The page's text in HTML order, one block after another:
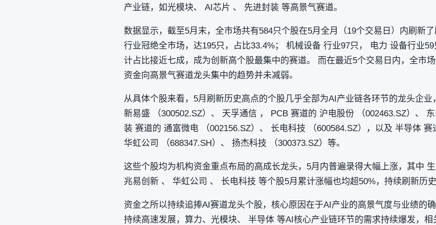
产业链，如光模块、 AI芯片 、 先进封装 等高景气赛道。
数据显示，截至5月末，全市场共有584只个股在5月全月（19个交易日）内刷新
行业冠绝全市场，达195只，占比33.4%； 机械设备 行业97只， 电力 设备行业
计占比接近七成，成为创新高个股最集中的赛道。 而在最近5个交易日内，全市
资金向高景气赛道龙头集中的趋势并未减弱。
从具体个股来看，5月刷新历史高点的个股几乎全部为AI产业链各环节的龙头企业
新易盛 （300502.SZ）、 天孚通信 ， PCB 赛道的 沪电股份 （002463.SZ）、
装 赛道的 通富微电 （002156.SZ）、 长电科技 （600584.SZ），以及 半导体 赛
华虹公司 （688347.SH）、 扬杰科技 （300373.SZ）等。
这些个股均为机构资金重点布局的高成长龙头，5月内普遍录得大幅上涨，其中 生
兆易创新 、 华虹公司 、 长电科技 等个股5月累计涨幅也均超50%，持续刷新历史
资金之所以持续追捧AI赛道龙头个股，核心原因在于AI产业的高景气度与业绩的
持续高速发展，算力、光模块、 半导体 等AI核心产业链环节的需求持续爆发，